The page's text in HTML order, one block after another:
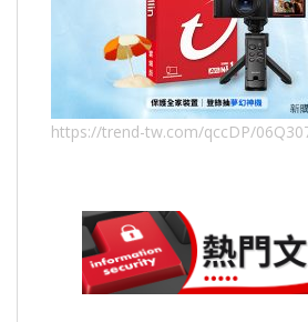
https://trend-tw.com/qccDP/